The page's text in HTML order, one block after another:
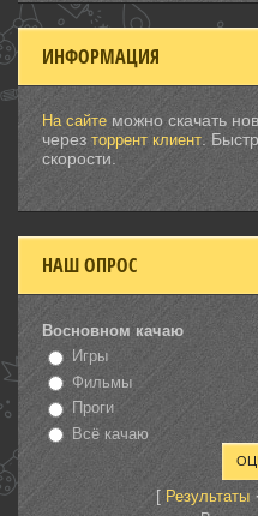
ИНФОРМАЦИЯ
На сайте можно скачать
через торрент клиент .
скорости.
НАШ ОПРОС
Восновном качаю
Игры
Фильмы
Проги
Всё качаю
[ Результаты·